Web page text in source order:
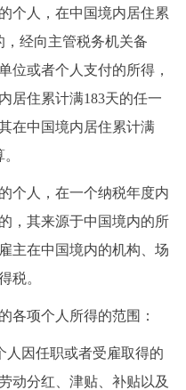
个人，在中国境内居住累
，经向主管税务机关备
位或者个人支付的所得，
居住累计满183天的任一
在中国境内居住累计满
个人，在一个纳税年度内
，其来源于中国境内的所
主在中国境内的机构、场
税。
各项个人所得的范围：
因任职或者受雇取得的
动分红、津贴、补贴以及